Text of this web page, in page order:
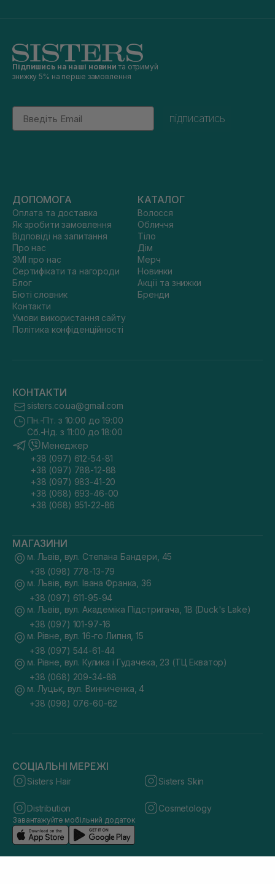
Підпишись на наші новини та отримуй
знижку 5% на перше замовлення
Email
підписатись
ДОПОМОГА
Оплата та доставка
Як зробити замовлення
Відповіді на запитання
Про нас
ЗМІ про нас
Сертифікати та нагороди
Блог
Бюті словник
Контакти
Умови використання сайту
Політика конфіденційності
КАТАЛОГ
Волосся
Обличчя
Тіло
Дім
Мерч
Новинки
Акції та знижки
Бренди
КОНТАКТИ
sisters.co.ua@gmail.com
Пн.-Пт. з 10:00 до 19:00
Сб.-Нд. з 11:00 до 18:00
Менеджер
+38 (097) 612-54-81
+38 (097) 788-12-88
+38 (097) 983-41-20
+38 (068) 693-46-00
+38 (068) 951-22-86
МАГАЗИНИ
м. Львів, вул. Степана Бандери, 45
+38 (098) 778-13-79
м. Львів, вул. Івана Франка, 36
+38 (097) 611-95-94
м. Львів, вул. Академіка Підстригача, 1В (Duck's Lake)
+38 (097) 101-97-16
м. Рівне, вул. 16-го Липня, 15
+38 (097) 544-61-44
м. Рівне, вул. Кулика і Гудачека, 23 (ТЦ Екватор)
+38 (068) 209-34-88
м. Луцьк, вул. Винниченка, 4
+38 (098) 076-60-62
СОЦІАЛЬНІ МЕРЕЖІ
Sisters Hair Sisters Skin
Distribution Cosmetology
Завантажуйте мобільний додаток